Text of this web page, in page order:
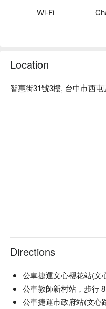
Wi-Fi
Location
智惠街31號3樓, 台中市西屯
Directions
公車捷運文心櫻花站(文
公車教師新村站，步行
公車捷運市政府站(文心